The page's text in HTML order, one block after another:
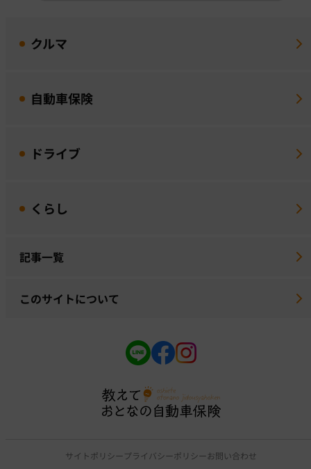
クルマ
自動車保険
ドライブ
くらし
記事一覧
このサイトについて
サイトポリシープライバシーポリシーお問い合わせ